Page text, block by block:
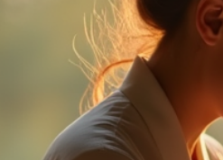
sonia.reiki50@gmail.com